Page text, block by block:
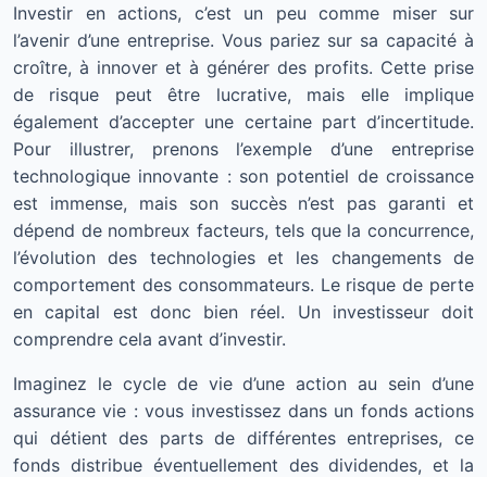
Investir en actions, c’est un peu comme miser sur
l’avenir d’une entreprise. Vous pariez sur sa capacité à
croître, à innover et à générer des profits. Cette prise
de risque peut être lucrative, mais elle implique
également d’accepter une certaine part d’incertitude.
Pour illustrer, prenons l’exemple d’une entreprise
technologique innovante : son potentiel de croissance
est immense, mais son succès n’est pas garanti et
dépend de nombreux facteurs, tels que la concurrence,
l’évolution des technologies et les changements de
comportement des consommateurs. Le risque de perte
en capital est donc bien réel. Un investisseur doit
comprendre cela avant d’investir.
Imaginez le cycle de vie d’une action au sein d’une
assurance vie : vous investissez dans un fonds actions
qui détient des parts de différentes entreprises, ce
fonds distribue éventuellement des dividendes, et la